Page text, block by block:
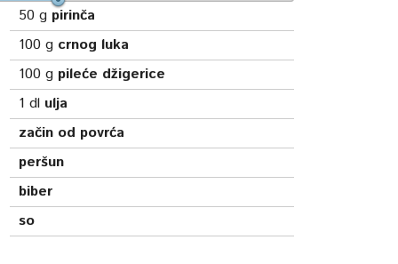
50 g pirinča
100 g crnog luka
100 g pileće džigerice
1 dl ulja
začin od povrća
peršun
biber
so